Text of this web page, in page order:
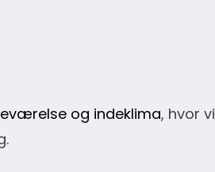
og indeklima, hvor vi